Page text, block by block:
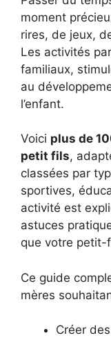
moment
rires, de jeux,
Les activités
familiaux,
au
l’enfant.
Voici plus de
petit fils,
classées par
sportives,
activité est
astuces
que votre petit-
Ce guide
mères
Créer